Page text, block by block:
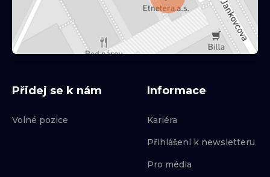
Přidej se k nám
Volné pozice
Informace
Kariéra
Přihlášení k newsletteru
Pro média